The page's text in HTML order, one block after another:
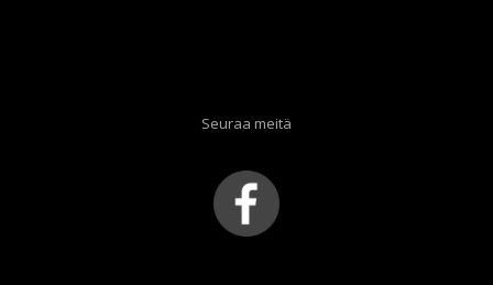
Seuraa meitä